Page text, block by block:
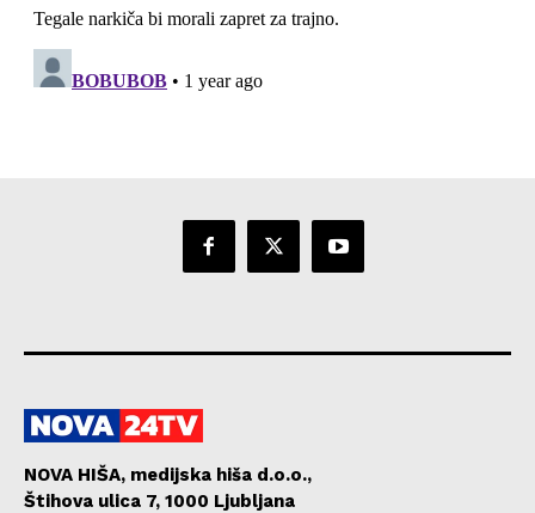
NOVA HIŠA, medijska hiša d.o.o.,
Štihova ulica 7, 1000 Ljubljana